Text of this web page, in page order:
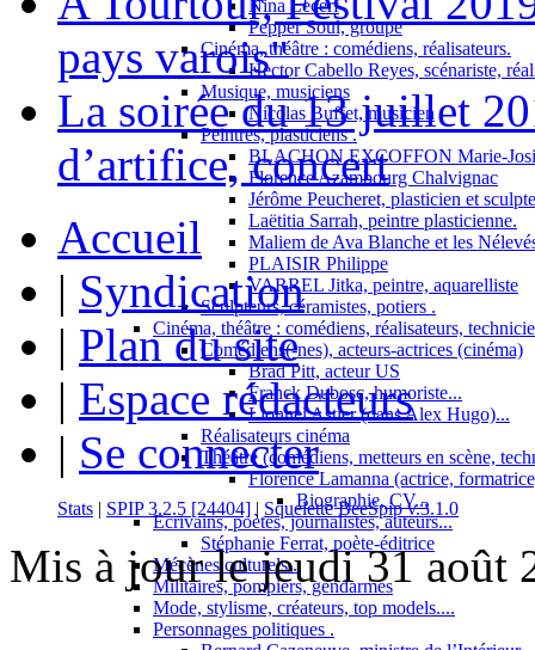
Nina Lecerf
Pepper Soul, groupe
Cinéma, théâtre : comédiens, réalisateurs.
Hector Cabello Reyes, scénariste,
Musique, musiciens
Nicolas Buffet, musicien
Peintres, plasticiens .
BLACHON EXCOFFON Marie-
Florence Azambourg Chalvignac
Jérôme Peucheret, plasticien et
Laëtitia Sarrah, peintre plasticienne.
Maliem de Ava Blanche et les
PLAISIR Philippe
VARREL Jitka, peintre, aquarelliste
Sculpteurs, céramistes, potiers .
Cinéma, théâtre : comédiens, réalisateurs,
Comédiens(-nes), acteurs-actrices (cinéma)
Brad Pitt, acteur US
Franck Dubosc, humoriste...
Lionnel Astier (dans Alex Hugo)...
Réalisateurs cinéma
Théâtre (comédiens, metteurs en scène,
Florence Lamanna (actrice,
Biographie, CV...
Ecrivains, poètes, journalistes, auteurs...
Stéphanie Ferrat, poète-éditrice
Mécènes culturels .
Militaires, pompiers, gendarmes
Mode, stylisme, créateurs, top models....
Personnages politiques .
pays varois"
La soirée du 13 juillet
d’artifice, concert
Accueil
| Syndication
| Plan du site
| Espace rédacteurs
| Se connecter
Stats | SPIP 3.2.5 [24404]| Squelette BeeSpip v.3.1.0
Mis à jour le jeudi 31 août